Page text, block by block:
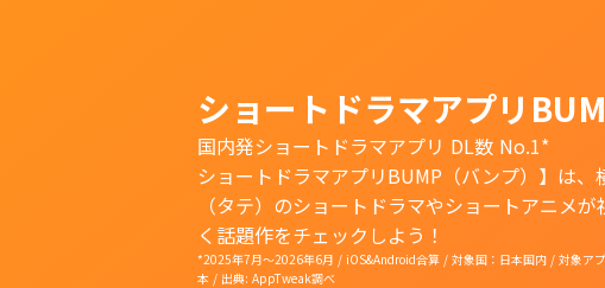
ショートドラマアプリ
国内発ショートドラマアプリ DL数 No.1*
ショートドラマアプリBUMP（バンプ）】は、
（タテ）のショートドラマやショートアニメ
く話題作をチェックしよう！
*2025年7月〜2026年6月 / iOS&Android合算 / 対象国：日本国内 / 対象ア
本 / 出典: AppTweak調べ